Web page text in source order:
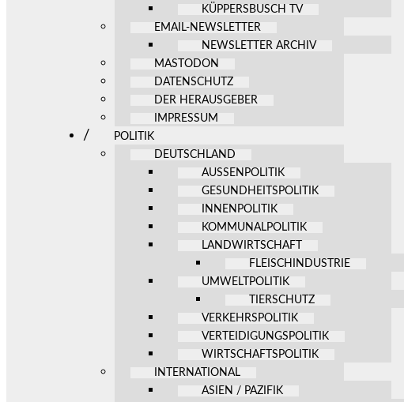
KÜPPERSBUSCH TV
EMAIL-NEWSLETTER
NEWSLETTER ARCHIV
MASTODON
DATENSCHUTZ
DER HERAUSGEBER
IMPRESSUM
POLITIK
DEUTSCHLAND
AUSSENPOLITIK
GESUNDHEITSPOLITIK
INNENPOLITIK
KOMMUNALPOLITIK
LANDWIRTSCHAFT
FLEISCHINDUSTRIE
UMWELTPOLITIK
TIERSCHUTZ
VERKEHRSPOLITIK
VERTEIDIGUNGSPOLITIK
WIRTSCHAFTSPOLITIK
INTERNATIONAL
ASIEN / PAZIFIK